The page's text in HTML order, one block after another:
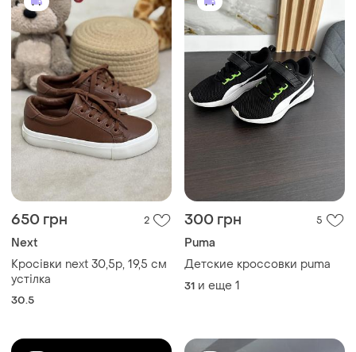
650 грн 2
Next
Кросівки next 30,5р, 19,5 см
устілка
30.5
300 грн 5
Puma
Детские кроссовки puma
31 и еще 1